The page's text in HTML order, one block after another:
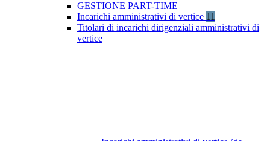
GESTIONE PART-TIME
Incarichi amministrativi di vertice 11
Titolari di incarichi dirigenziali amministrativi di
vertice